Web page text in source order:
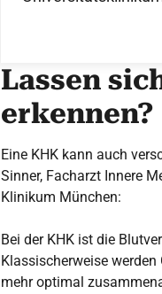
Lassen
erkennen?
Eine KHK kann auch
Sinner, Facharzt Innere
Klinikum München:
Bei der KHK ist die
Klassischerweise
mehr optimal